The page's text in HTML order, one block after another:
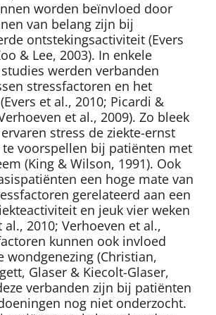
worden beïnvloed door
van belang zijn bij
ontstekingsactiviteit (Evers
& Lee, 2003). In enkele
werden verbanden
stressfactoren en het
et al., 2010; Picardi &
et al., 2009). Zo bleek
stress de ziekte-ernst
te voorspellen bij patiënten met
(King & Wilson, 1991). Ook
een hoge mate van
gerelateerd aan een
en jeuk vier weken
al., 2010; Verhoeven et al.,
kunnen ook invloed
wondgenezing (Christian,
Glaser & Kiecolt-Glaser,
verbanden zijn bij patiënten
nog niet onderzocht.